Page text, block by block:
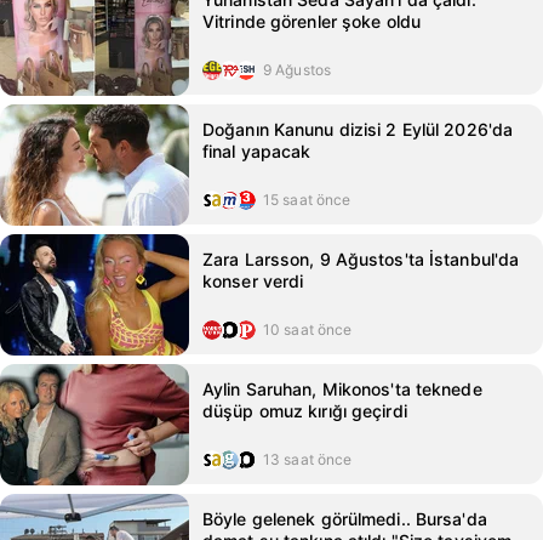
Vitrinde görenler şoke oldu
9 Ağustos
Doğanın Kanunu dizisi 2 Eylül 2026'da
final yapacak
15 saat önce
Zara Larsson, 9 Ağustos'ta İstanbul'da
konser verdi
10 saat önce
Aylin Saruhan, Mikonos'ta teknede
düşüp omuz kırığı geçirdi
13 saat önce
Böyle gelenek görülmedi.. Bursa'da